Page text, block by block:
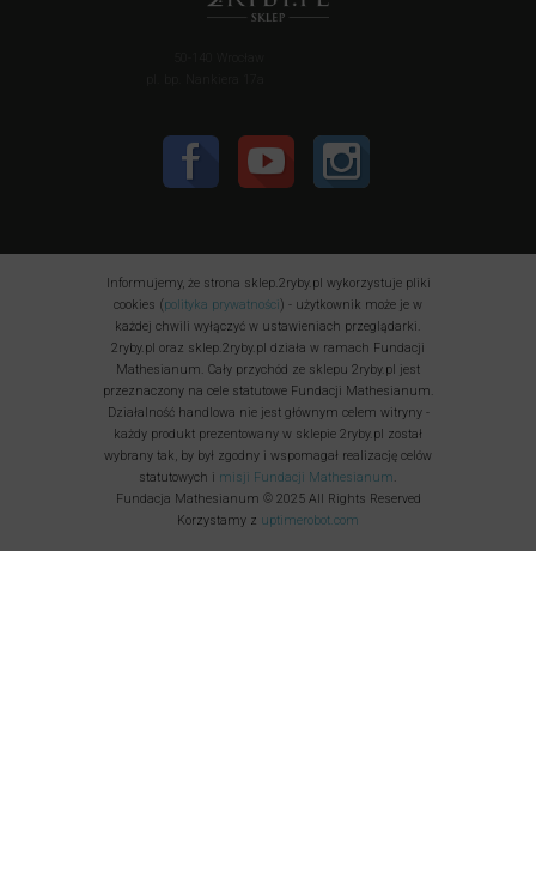
Informujemy, że strona sklep.2ryby.pl wykorzystuje pliki
cookies (polityka prywatności) - użytkownik może je w
każdej chwili wyłączyć w ustawieniach przeglądarki.
2ryby.pl oraz sklep.2ryby.pl działa w ramach Fundacji
Mathesianum. Cały przychód ze sklepu 2ryby.pl jest
przeznaczony na cele statutowe Fundacji Mathesianum.
Działalność handlowa nie jest głównym celem witryny -
każdy produkt prezentowany w sklepie 2ryby.pl został
wybrany tak, by był zgodny i wspomagał realizację celów
statutowych i misji Fundacji Mathesianum.
Fundacja Mathesianum © 2025 All Rights Reserved
Korzystamy z uptimerobot.com